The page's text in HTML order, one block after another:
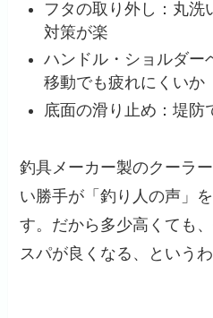
フタの取り外し：丸洗
対策が楽
ハンドル・ショルダー
移動でも疲れにくいか
底面の滑り止め：堤防
釣具メーカー製のクーラ
い勝手が「釣り人の声」
す。だから多少高くても
スパが良くなる、というわ